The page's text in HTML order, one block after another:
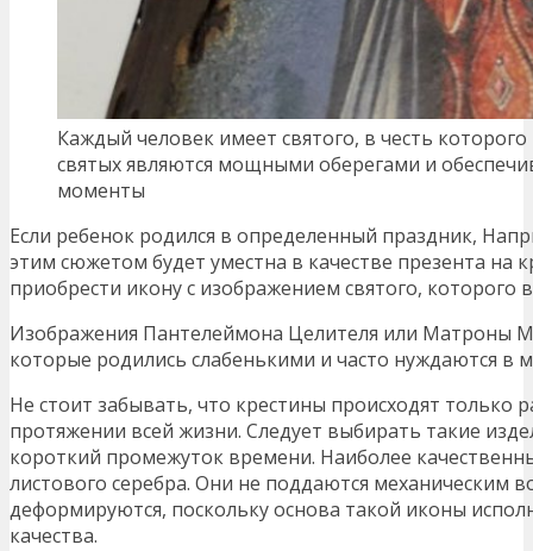
Каждый человек имеет святого, в честь
святых являются мощными оберегами и
моменты
Если ребенок родился в определенный праздник,
этим сюжетом будет уместна в качестве презента
приобрести икону с изображением святого,
Изображения Пантелеймона Целителя или Матроны
которые родились слабенькими и часто нуждаются
Не стоит забывать, что крестины происходят только
протяжении всей жизни. Следует выбирать такие
короткий промежуток времени. Наиболее
листового серебра. Они не поддаются механическим
деформируются, поскольку основа такой иконы
качества.